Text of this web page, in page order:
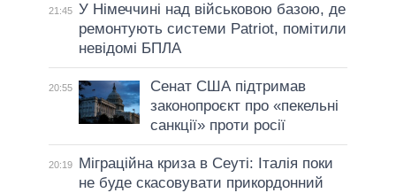
21:45 У Німеччині над військовою базою, де
ремонтують системи Patriot, помітили
невідомі БПЛА
20:55
Сенат США підтримав
законопроєкт про «пекельні
санкції» проти росії
20:19
Міграційна криза в Сеуті: Італія поки
не буде скасовувати прикордонний